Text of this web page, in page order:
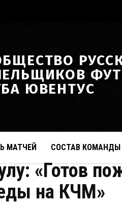
ЮВЕНТУС
МАТЧЕЙ СОСТАВ КОМАНДЫ
«Готов
на КЧМ»